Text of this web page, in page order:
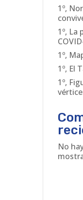
1º,
1º, La
1º,
1º, El
1º,
No